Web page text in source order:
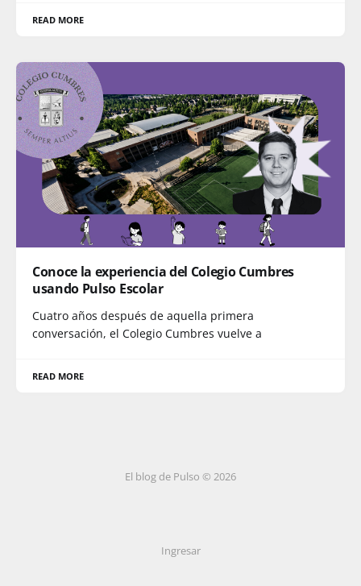
READ MORE
Conoce la experiencia del Colegio Cumbres
usando Pulso Escolar
Cuatro años después de aquella primera
conversación, el Colegio Cumbres vuelve a
READ MORE
El blog de Pulso © 2026
Ingresar